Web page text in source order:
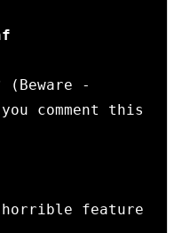
(Beware -
comment this
horrible feature